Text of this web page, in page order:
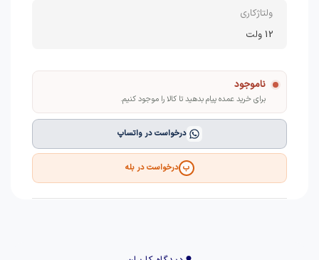
ولتاژکاری
12 ولت
ناموجود
برای خرید عمده پیام بدهید تا کالا را موجود کنیم.
درخواست در واتساپ
ب درخواست در بله